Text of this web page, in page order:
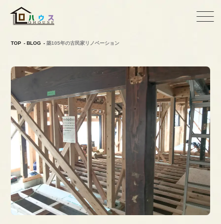
TOP BLOG 築105年の古民家リノベーション